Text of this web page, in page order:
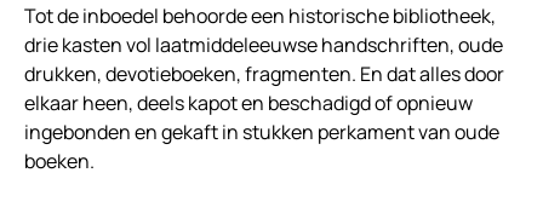
Tot de inboedel behoorde een historische bibliotheek,
drie kasten vol laatmiddeleeuwse handschriften, oude
drukken, devotieboeken, fragmenten. En dat alles door
elkaar heen, deels kapot en beschadigd of opnieuw
ingebonden en gekaft in stukken perkament van oude
boeken.